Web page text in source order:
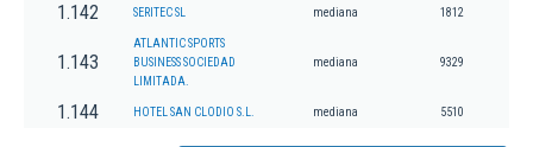
1.142 SERITEC SL mediana 1812
1.143
ATLANTIC SPORTS
BUSINESS SOCIEDAD
LIMITADA.
mediana 9329
1.144 HOTEL SAN CLODIO S.L. mediana 5510